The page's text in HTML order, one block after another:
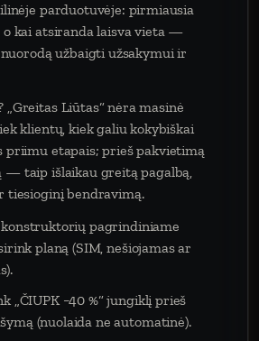
parduotuvėje: pirmiausia
o kai atsiranda laisva vieta —
užbaigti užsakymui ir
„Greitas Liūtas“ nėra masinė
klientų, kiek galiu kokybiškai
priimu etapais; prieš pakvietimą
— taip išlaikau greitą pagalbą,
tiesioginį bendravimą.
pagrindiniame
planą (SIM, nešiojamas ar
„ČIUPK −40 %“ jungiklį prieš
(nuolaida ne automatinė).